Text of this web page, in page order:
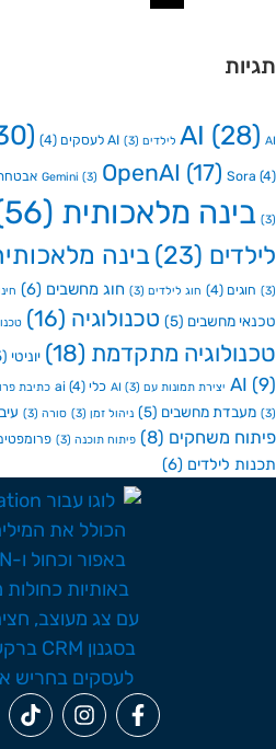
AI
(3) AI לעסקים (4)
(30)
Gemini(3) OpenAI(17) אבטחת
מלאכותית(56)
(23) בינה מלאכותית
(4) חוג לילדים(3) חוג מחשבים(6) חינוך (3)
מחשבים(5) טכנולוגיה(16)
מתקדמת(18) יוניטי (5)
AI יצירת תמונות עם AI(3) כלי ai(4) כתיבת
מחשבים(5) ניהול זמן(3) סורה (3) עיבוד
משחקים(8) פיתוח תוכנה (3) פרומפטים(4)
לילדים(6)